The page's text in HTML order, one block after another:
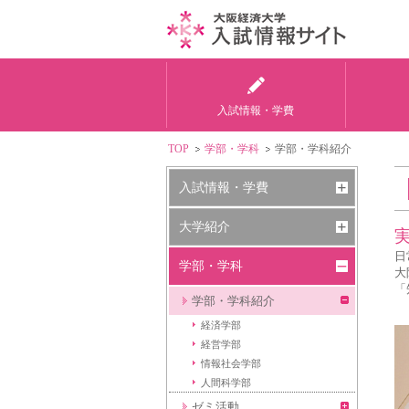
入試情報・学費
TOP 学部・学科 学部・学科紹介
入試情報・学費
大学紹介
学部・学科
学部・学科紹介
経済学部
経営学部
情報社会学部
人間科学部